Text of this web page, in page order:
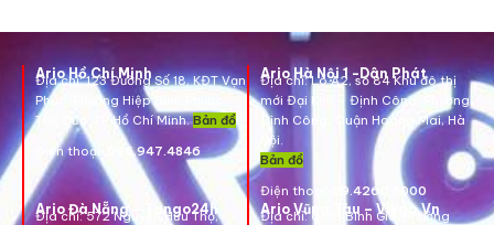
Ario Hồ Chí Minh
Địa chỉ:123 Đường Số 18, KĐT Vạn
Phúc, Phường Hiệp Bình Phước,
Thủ Đức, TP Hồ Chí Minh.Bản đồ
Điện thoại:
096.947.4846
Ario Hà Nội 1 -Dân Phát
Địa chỉ:Lô A2, số 84 Khu đô thị
mới Đại Kim – Định Công, Phường
Định Công, Quận Hoàng Mai, Hà
Nội.
Bản đồ
Điện thoại:
09.4260.5000
Ario Đà Nẵng – Tango24h
Địa chỉ: 572 Nguyễn Hữu Thọ,
Ario Vũng Tàu – Vikgo.Vn
Địa chỉ:661B Bình Giã, Phường